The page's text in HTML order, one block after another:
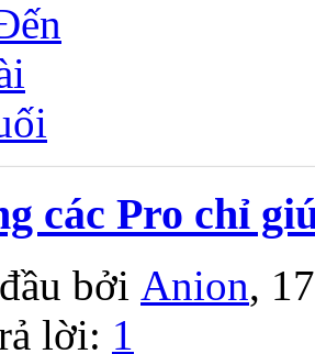
các Pro chỉ
bởi Anion,
lời: 1